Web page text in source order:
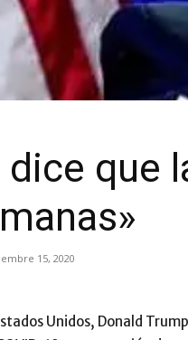
que
15, 2020
Unidos, Donald